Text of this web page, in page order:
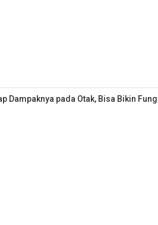
Dampaknya pada Otak, Bisa Bikin